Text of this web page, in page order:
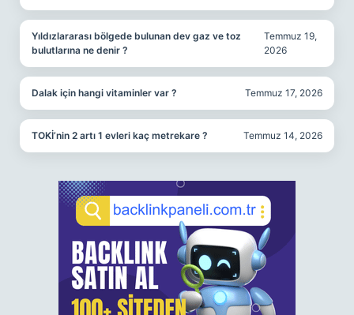
Yıldızlararası bölgede bulunan dev gaz ve toz
bulutlarına ne denir ?
Temmuz 19,
2026
Dalak için hangi vitaminler var ? Temmuz 17, 2026
TOKİ’nin 2 artı 1 evleri kaç metrekare ? Temmuz 14, 2026